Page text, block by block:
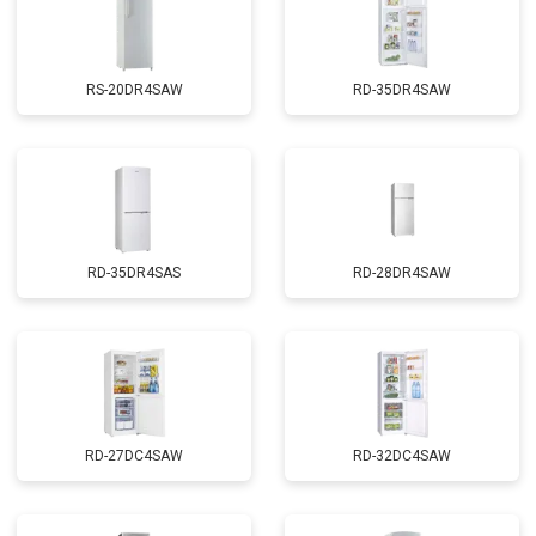
RS-20DR4SAW RD-35DR4SAW
RD-35DR4SAS RD-28DR4SAW
RD-27DC4SAW RD-32DC4SAW